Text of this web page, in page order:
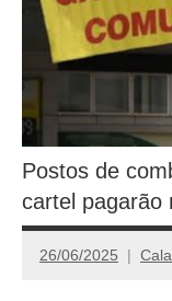
Postos de
cartel pagarão
26/06/2025